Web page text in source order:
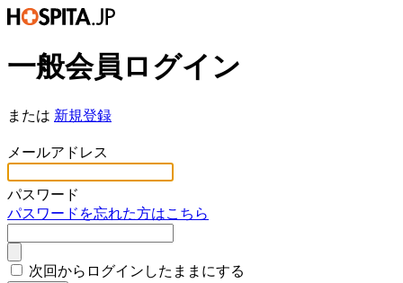
一般会員ログイン
または 新規登録
メールアドレス
パスワード
パスワードを忘れた方はこちら
次回からログインしたままにする